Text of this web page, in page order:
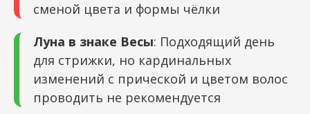
сменой цвета и формы чёлки
Луна в знаке Весы: Подходящий день
для стрижки, но кардинальных
изменений с прической и цветом волос
проводить не рекомендуется